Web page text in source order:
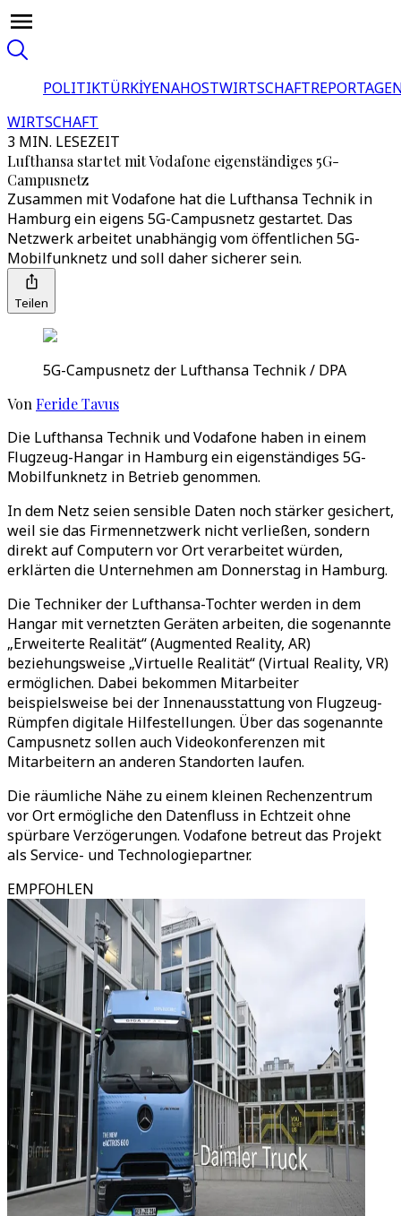
POLITIKTÜRKİYENAHOSTWIRTSCHAFT
WIRTSCHAFT
3 MIN. LESEZEIT
Lufthansa startet mit Vodafone eigenständiges 5G-
Campusnetz
Zusammen mit Vodafone hat die Lufthansa Technik in
Hamburg ein eigens 5G-Campusnetz gestartet. Das
Netzwerk arbeitet unabhängig vom öffentlichen 5G-
Mobilfunknetz und soll daher sicherer sein.
Teilen
5G-Campusnetz der Lufthansa Technik / DPA
Von Feride Tavus
Die Lufthansa Technik und Vodafone haben in einem
Flugzeug-Hangar in Hamburg ein eigenständiges 5G-
Mobilfunknetz in Betrieb genommen.
In dem Netz seien sensible Daten noch stärker gesichert,
weil sie das Firmennetzwerk nicht verließen, sondern
direkt auf Computern vor Ort verarbeitet würden,
erklärten die Unternehmen am Donnerstag in Hamburg.
Die Techniker der Lufthansa-Tochter werden in dem
Hangar mit vernetzten Geräten arbeiten, die sogenannte
„Erweiterte Realität“ (Augmented Reality, AR)
beziehungsweise „Virtuelle Realität“ (Virtual Reality, VR)
ermöglichen. Dabei bekommen Mitarbeiter
beispielsweise bei der Innenausstattung von Flugzeug-
Rümpfen digitale Hilfestellungen. Über das sogenannte
Campusnetz sollen auch Videokonferenzen mit
Mitarbeitern an anderen Standorten laufen.
Die räumliche Nähe zu einem kleinen Rechenzentrum
vor Ort ermögliche den Datenfluss in Echtzeit ohne
spürbare Verzögerungen. Vodafone betreut das Projekt
als Service- und Technologiepartner.
EMPFOHLEN